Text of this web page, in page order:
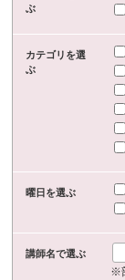
ぶ
カテゴリを選
ぶ
曜日を選ぶ
講師名で選ぶ
※